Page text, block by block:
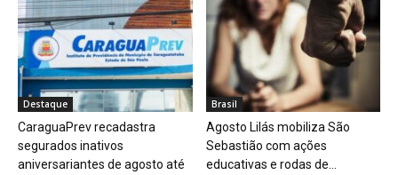
Destaque
CaraguaPrev recadastra
segurados inativos
aniversariantes de agosto até
Brasil
Agosto Lilás mobiliza São
Sebastião com ações
educativas e rodas de...